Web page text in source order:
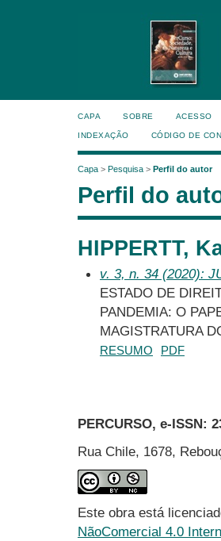
CAPA SOBRE ACESSO
INDEXAÇÃO CÓDIGO DE
Capa > Pesquisa > Perfil do autor
Perfil do
HIPPERTT,
v. 3, n. 34 (2020):
ESTADO DE
PANDEMIA: O
MAGISTRATURA
RESUMO PDF
PERCURSO, e-ISSN:
Rua Chile, 1678,
Este obra está
NãoComercial 4.0